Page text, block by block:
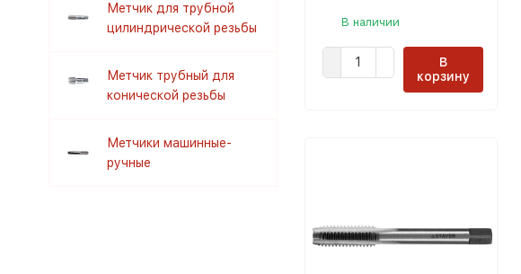
В наличии
В
корзину
Метчик для трубной
цилиндрической резьбы
Метчик трубный для
конической резьбы
Метчики машинные-
ручные